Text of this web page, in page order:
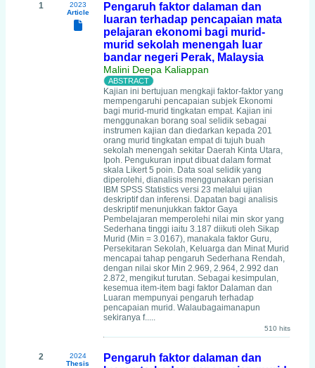
1
2023
Article
Pengaruh faktor dalaman dan
luaran terhadap pencapaian mata
pelajaran ekonomi bagi murid-
murid sekolah menengah luar
bandar negeri Perak, Malaysia
Malini Deepa Kaliappan
Kajian ini bertujuan mengkaji faktor-faktor yang
mempengaruhi pencapaian subjek Ekonomi
bagi murid-murid tingkatan empat. Kajian ini
menggunakan borang soal selidik sebagai
instrumen kajian dan diedarkan kepada 201
orang murid tingkatan empat di tujuh buah
sekolah menengah sekitar Daerah Kinta Utara,
Ipoh. Pengukuran input dibuat dalam format
skala Likert 5 poin. Data soal selidik yang
diperolehi, dianalisis menggunakan perisian
IBM SPSS Statistics versi 23 melalui ujian
deskriptif dan inferensi. Dapatan bagi analisis
deskriptif menunjukkan faktor Gaya
Pembelajaran memperolehi nilai min skor yang
Sederhana tinggi iaitu 3.187 diikuti oleh Sikap
Murid (Min = 3.0167), manakala faktor Guru,
Persekitaran Sekolah, Keluarga dan Minat Murid
mencapai tahap pengaruh Sederhana Rendah,
dengan nilai skor Min 2.969, 2.964, 2.992 dan
2.872, mengikut turutan. Sebagai kesimpulan,
kesemua item-item bagi faktor Dalaman dan
Luaran mempunyai pengaruh terhadap
pencapaian murid. Walaubagaimanapun
sekiranya f.....
510 hits
2
2024
Thesis
Pengaruh faktor dalaman dan